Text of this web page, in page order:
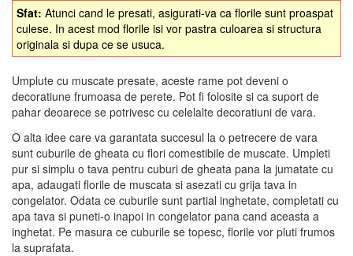
Sfat: Atunci cand le presati, asigurati-va ca florile sunt proaspat
culese. In acest mod florile isi vor pastra culoarea si structura
originala si dupa ce se usuca.
Umplute cu muscate presate, aceste rame pot deveni o
decoratiune frumoasa de perete. Pot fi folosite si ca suport de
pahar deoarece se potrivesc cu celelalte decoratiuni de vara.
O alta idee care va garantata succesul la o petrecere de vara
sunt cuburile de gheata cu flori comestibile de muscate. Umpleti
pur si simplu o tava pentru cuburi de gheata pana la jumatate cu
apa, adaugati florile de muscata si asezati cu grija tava in
congelator. Odata ce cuburile sunt partial inghetate, completati cu
apa tava si puneti-o inapoi in congelator pana cand aceasta a
inghetat. Pe masura ce cuburile se topesc, florile vor pluti frumos
la suprafata.